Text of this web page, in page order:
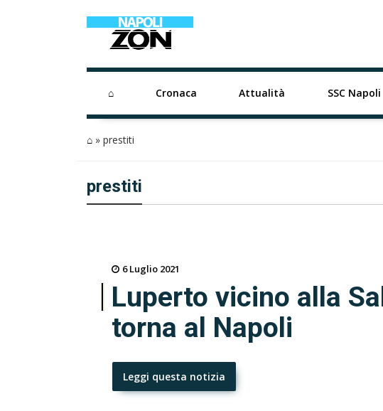
⌂ Cronaca Attualità SSC Napoli
⌂ » prestiti
prestiti
6 Luglio 2021
Luperto vicino alla
torna al Napoli
Leggi questa notizia